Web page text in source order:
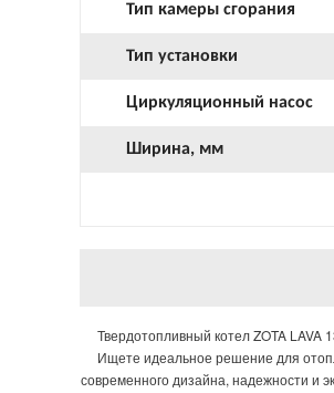
Тип камеры сгорания
Тип установки
Циркуляционный насос
Ширина, мм
Твердотопливный котел ZOTA
Ищете идеальное решение для
современного дизайна, надежности и